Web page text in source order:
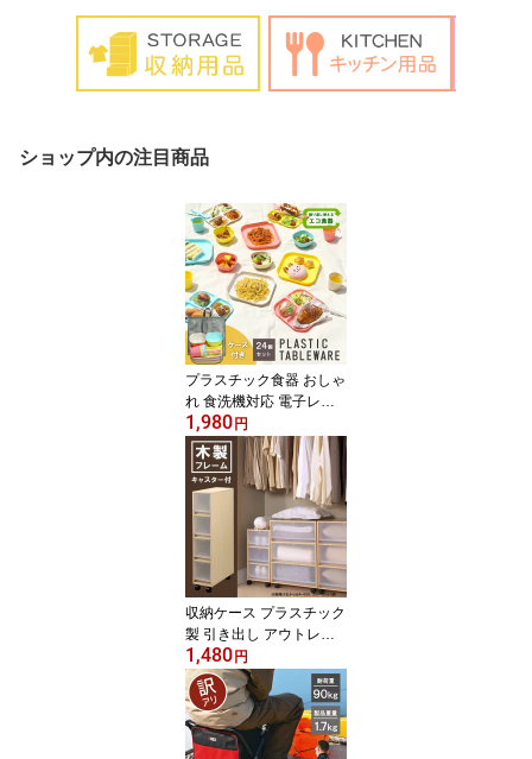
ショップ内の注目商品
プラスチック食器 おしゃ
れ 食洗機対応 電子レン
ジ対応 食器セット プラ
食器 レジャー食器【キャ
ンプ&ピクニックセッ
ト】ピクニック ベランピ
ング 行楽 キャンプ 運動
会 ケース付防災グッズ
軽量 遠足 お花見 料理 ボ
ウル カップ★
1,980 円
収納ケース プラスチック
製 引き出し アウトレッ
ト【ラテチェスト4段
（キャスター付き）】18
cm幅 木天板 リビング収
納 隙間収納 すき間収納
木製フレーム スリム 隙
1,480 円